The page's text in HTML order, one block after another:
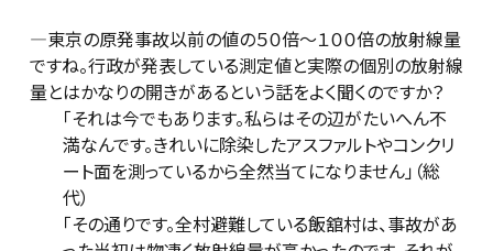
―東京の原発事故以前の値の５０倍～１００倍の放射線量
ですね。行政が発表している測定値と実際の個別の放射線
量とはかなりの開きがあるという話をよく聞くのですか？
「それは今でもあります。私らはその辺がたいへん不
満なんです。きれいに除染したアスファルトやコンクリ
ート面を測っているから全然当てになりません」（総
代）
「その通りです。全村避難している飯舘村は、事故があ